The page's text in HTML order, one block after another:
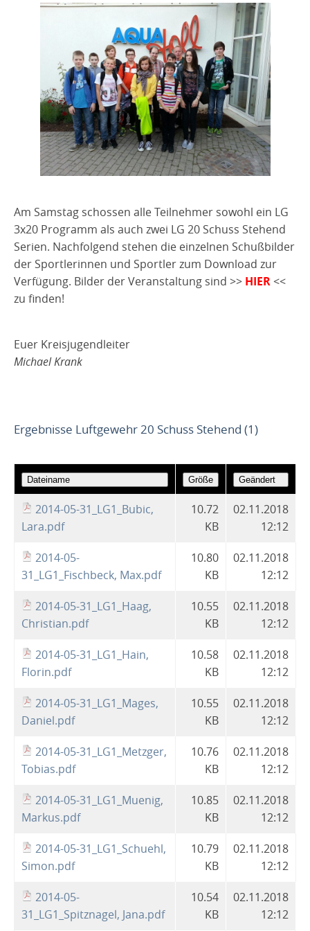
KK - Unterhebelrepetierer
Großkaliber
KK - Unterhebelrepetierer
Großkaliber
KK - Unterhebelrepetierer
LG / LP / KK / SP
Bogen
Großkaliber
KK - Unterhebel
Bogen
Spopi
Bogen
LP
Spopi
KK
LG
LP
Spopi
KK
GK Kurzwaffe
Zeltlagerzeitung
Tripsdrill
Umzug in eine neue Lagerhalle
2021
2022
Zeltlagerzeitung
2023
Zeltlagerzeitung
2019
2020
2021
2022
2023
2019
2020
2021
2022
Am Samstag schossen alle Teilnehmer sowohl ein LG
3x20 Programm als auch zwei LG 20 Schuss Stehend
Serien. Nachfolgend stehen die einzelnen Schußbilder
der Sportlerinnen und Sportler zum Download zur
Verfügung. Bilder der Veranstaltung sind >> HIER<<
zu finden!
Euer Kreisjugendleiter
Michael Krank
Ergebnisse Luftgewehr 20 Schuss Stehend (1)
2014-05-31_LG1_Bubic,
Lara.pdf
10.72
KB
02.11.2018
12:12
2014-05-
31_LG1_Fischbeck, Max.pdf
10.80
KB
02.11.2018
12:12
2014-05-31_LG1_Haag,
Christian.pdf
10.55
KB
02.11.2018
12:12
2014-05-31_LG1_Hain,
Florin.pdf
10.58
KB
02.11.2018
12:12
2014-05-31_LG1_Mages,
Daniel.pdf
10.55
KB
02.11.2018
12:12
2014-05-31_LG1_Metzger,
Tobias.pdf
10.76
KB
02.11.2018
12:12
2014-05-31_LG1_Muenig,
Markus.pdf
10.85
KB
02.11.2018
12:12
2014-05-31_LG1_Schuehl,
Simon.pdf
10.79
KB
02.11.2018
12:12
2014-05-
31_LG1_Spitznagel, Jana.pdf
10.54
KB
02.11.2018
12:12